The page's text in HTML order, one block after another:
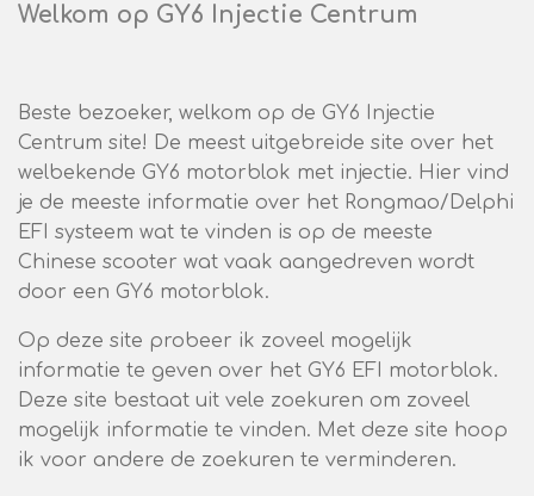
Welkom op GY6 Injectie Centrum
Beste bezoeker, welkom op de GY6 Injectie
Centrum site! De meest uitgebreide site over het
welbekende GY6 motorblok met injectie. Hier vind
je de meeste informatie over het Rongmao/Delphi
EFI systeem wat te vinden is op de meeste
Chinese scooter wat vaak aangedreven wordt
door een GY6 motorblok.
Op deze site probeer ik zoveel mogelijk
informatie te geven over het GY6 EFI motorblok.
Deze site bestaat uit vele zoekuren om zoveel
mogelijk informatie te vinden. Met deze site hoop
ik voor andere de zoekuren te verminderen.